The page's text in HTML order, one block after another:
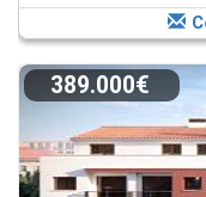
389.000€